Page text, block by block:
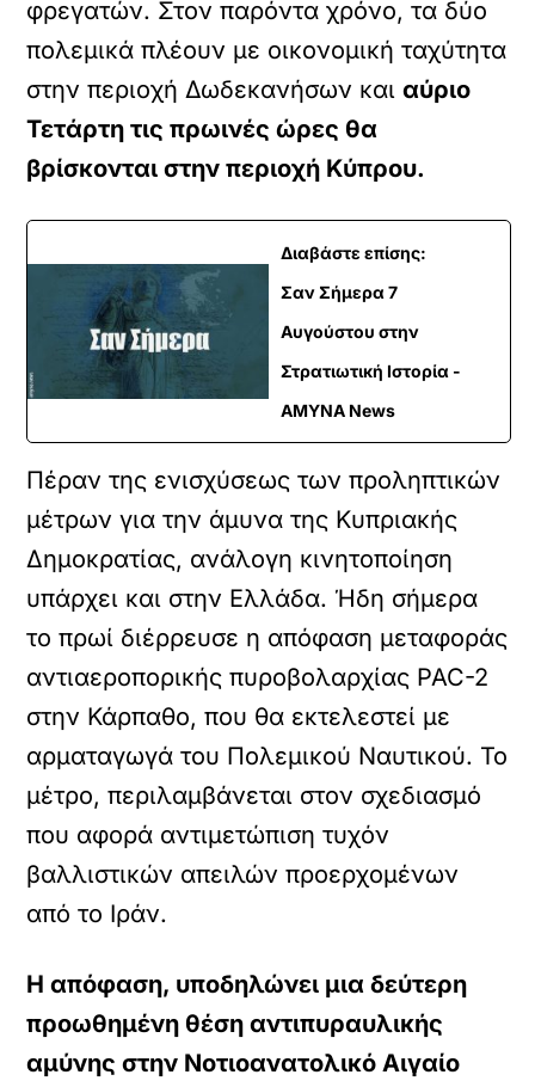
φρεγατών. Στον παρόντα χρόνο, τα δύο
πολεμικά πλέουν με οικονομική ταχύτητα
στην περιοχή Δωδεκανήσων καιαύριο
Τετάρτη τις πρωινές ώρες θα
βρίσκονται στην περιοχή Κύπρου.
Διαβάστε επίσης:
Σαν Σήμερα 7
Αυγούστου στην
Στρατιωτική Ιστορία -
ΑΜΥΝΑ News
Πέραν της ενισχύσεως των προληπτικών
μέτρων για την άμυνα της Κυπριακής
Δημοκρατίας, ανάλογη κινητοποίηση
υπάρχει και στην Ελλάδα. Ήδη σήμερα
το πρωί διέρρευσε η απόφαση μεταφοράς
αντιαεροπορικής πυροβολαρχίας PAC-2
στην Κάρπαθο, που θα εκτελεστεί με
αρματαγωγά του Πολεμικού Ναυτικού. Το
μέτρο, περιλαμβάνεται στον σχεδιασμό
που αφορά αντιμετώπιση τυχόν
βαλλιστικών απειλών προερχομένων
από το Ιράν.
Η απόφαση, υποδηλώνει μια δεύτερη
προωθημένη θέση αντιπυραυλικής
αμύνης στην Νοτιοανατολικό Αιγαίο